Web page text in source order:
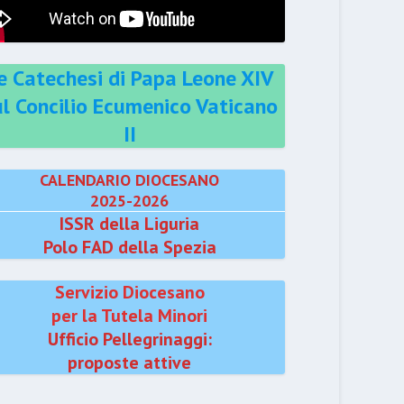
Catechesi di Papa Leone XIV
Concilio Ecumenico Vaticano
II
CALENDARIO DIOCESANO
2025-2026
ISSR della Liguria
Polo FAD della Spezia
Servizio Diocesano
per la Tutela Minori
Ufficio Pellegrinaggi:
proposte attive